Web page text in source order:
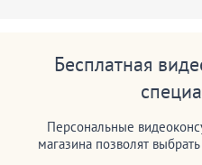
Бесплатная
Персональные
магазина позволят